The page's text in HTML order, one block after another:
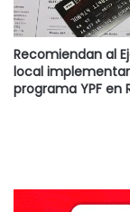
endeudamiento
ciento del
Otro de los
artículo 42 de la
ciento del total
mantendrán para
Recomiendan al
local
programa YPF en